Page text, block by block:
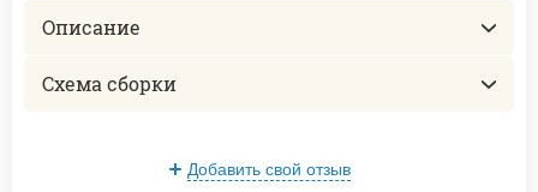
Описание
Схема сборки
Добавить свой отзыв